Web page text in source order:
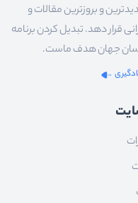
و بروزترین مقالات و
قرار دهد. تبدیل کردن برنامه
جهان هدف ماست.